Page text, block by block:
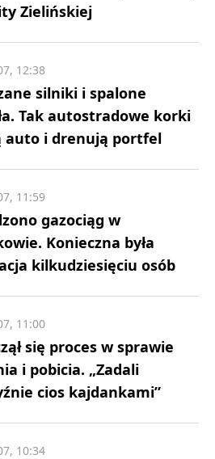
Zielińskiej
silniki i spalone
Tak autostradowe korki
auto i drenują portfel
12:38
gazociąg w
Konieczna była
kilkudziesięciu osób
11:59
się proces w sprawie
i pobicia. „Zadali
cios kajdankami”
11:00
10:34